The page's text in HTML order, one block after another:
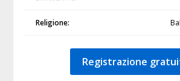
Religione:
Registrazione